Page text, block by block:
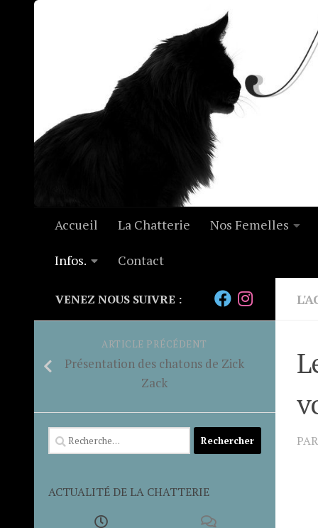
Accueil La Chatterie Nos Femelles
Infos. Contact
PAR
VENEZ NOUS SUIVRE :
ARTICLE PRÉCÉDENT
Présentation des chatons de Zick
Zack
Rechercher :
ACTUALITÉ DE LA CHATTERIE